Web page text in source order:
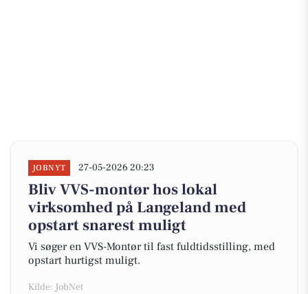
JOBNYT 27-05-2026 20:23
Bliv VVS-montør hos lokal
virksomhed på Langeland med
opstart snarest muligt
Vi søger en VVS-Montør til fast fuldtidsstilling, med
opstart hurtigst muligt.
Kilde: JobNet